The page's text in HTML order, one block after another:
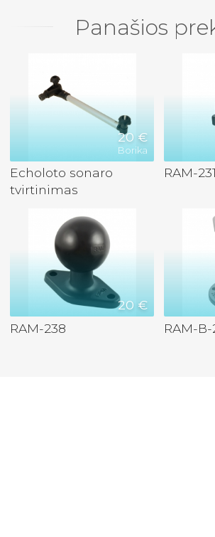
Panašios
20 €
Borika
Echoloto sonaro
tvirtinimas
RAM-
20 €
RAM-238
RAM-B-